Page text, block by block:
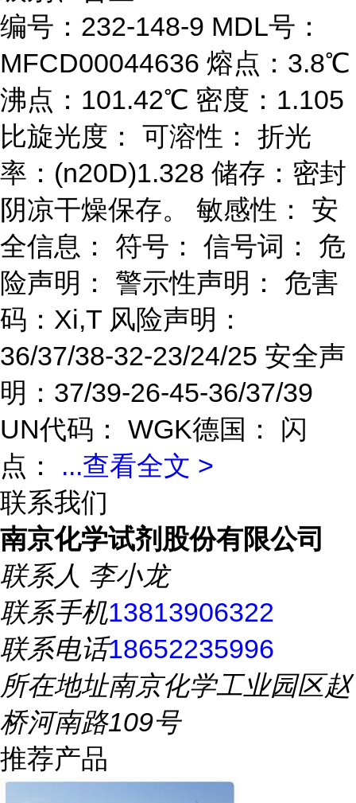
编号：232-148-9 MDL号：
MFCD00044636 熔点：3.8℃
沸点：101.42℃ 密度：1.105
比旋光度： 可溶性： 折光
率：(n20D)1.328 储存：密封
阴凉干燥保存。 敏感性： 安
全信息： 符号： 信号词： 危
险声明： 警示性声明： 危害
码：Xi,T 风险声明：
36/37/38-32-23/24/25 安全声
明：37/39-26-45-36/37/39
UN代码： WGK德国： 闪
点： ...查看全文 >
联系我们
南京化学试剂股份有限公司
联系人 李小龙
联系手机13813906322
联系电话18652235996
所在地址南京化学工业园区赵
桥河南路109号
推荐产品